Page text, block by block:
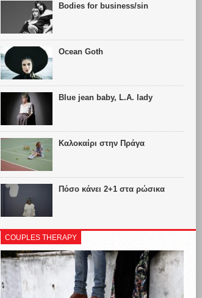
Bodies for business/sin
Ocean Goth
Blue jean baby, L.A. lady
Καλοκαίρι στην Πράγα
Πόσο κάνει 2+1 στα ρώσικα
COUPLES THERAPY